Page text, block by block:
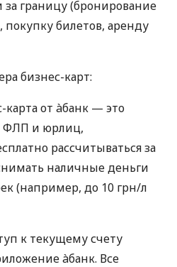
границу (бронирование
покупку билетов, аренду
бизнес-карт:
карта от àбанк — это
ФЛП и юрлиц,
рассчитываться за
наличные деньги
(например, до 10 грн/л
к текущему счету
àбанк. Все